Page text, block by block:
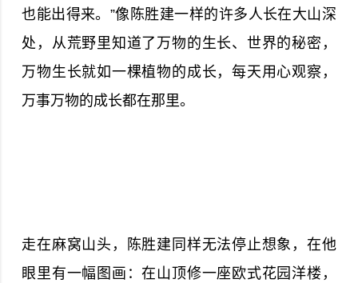
也能出得来。”像陈胜建一样的许多人长在大山深
处，从荒野里知道了万物的生长、世界的秘密，
万物生长就如一棵植物的成长，每天用心观察，
万事万物的成长都在那里。
走在麻窝山头，陈胜建同样无法停止想象，在他
眼里有一幅图画：在山顶修一座欧式花园洋楼，